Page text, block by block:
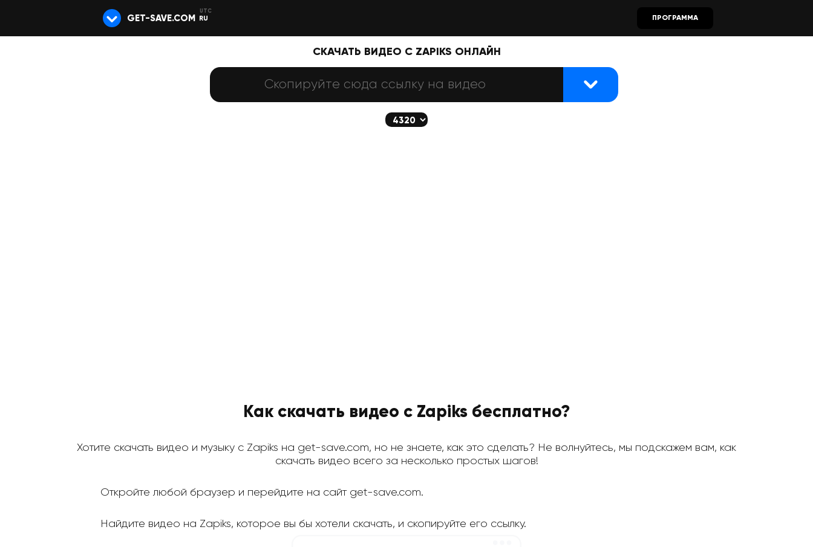
GET-SAVE.COM RU ПРОГРАММА
СКАЧАТЬ ВИДЕО С ZAPIKS ОНЛАЙН
Как скачать видео с Zapiks бесплатно?
Хотите скачать видео и музыку с Zapiks на get-save.com, но не знаете, как это сделать? Не волнуйтесь, мы подскажем вам, как
скачать видео всего за несколько простых шагов!
Откройте любой браузер и перейдите на сайт get-save.com.
Найдите видео на Zapiks, которое вы бы хотели скачать, и скопируйте его ссылку.